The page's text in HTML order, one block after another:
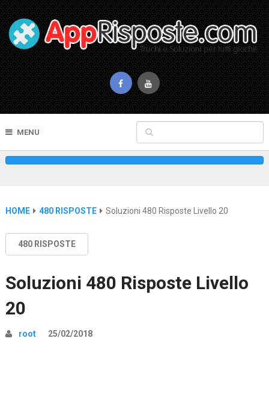
MENU
HOME 480 RISPOSTE Soluzioni 480 Risposte Livello 20
480 RISPOSTE
Soluzioni 480 Risposte Livello
20
root 25/02/2018